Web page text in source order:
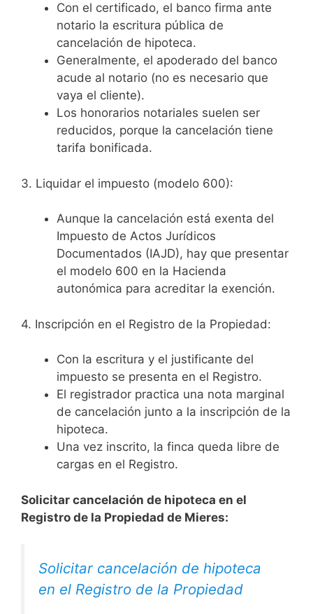
Con el certificado, el banco firma ante
notario la escritura pública de
cancelación de hipoteca.
Generalmente, el apoderado del banco
acude al notario (no es necesario que
vaya el cliente).
Los honorarios notariales suelen ser
reducidos, porque la cancelación tiene
tarifa bonificada.
3. Liquidar el impuesto (modelo 600):
Aunque la cancelación está exenta del
Impuesto de Actos Jurídicos
Documentados (IAJD), hay que presentar
el modelo 600 en la Hacienda
autonómica para acreditar la exención.
4. Inscripción en el Registro de la Propiedad:
Con la escritura y el justificante del
impuesto se presenta en el Registro.
El registrador practica una nota marginal
de cancelación junto a la inscripción de la
hipoteca.
Una vez inscrito, la finca queda libre de
cargas en el Registro.
Solicitar cancelación de hipoteca en el
Registro de la Propiedad de Mieres:
Solicitar cancelación de hipoteca
en el Registro de la Propiedad